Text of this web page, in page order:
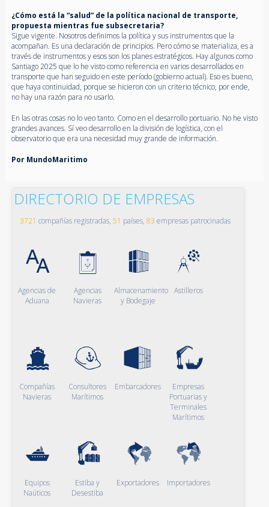
¿Cómo está la “salud” de la política nacional de transporte,
propuesta mientras fue subsecretaria?
Sigue vigente. Nosotros definimos la política y sus instrumentos que la
acompañan. Es una declaración de principios. Pero cómo se materializa, es a
través de instrumentos y esos son los planes estratégicos. Hay algunos como
Santiago 2025 que lo he visto como referencia en varios desarrollados en
transporte que han seguido en este período (gobierno actual). Eso es bueno,
que haya continuidad, porque se hicieron con un criterio técnico, por ende,
no hay una razón para no usarlo.
En las otras cosas no lo veo tanto. Como en el desarrollo portuario. No he visto
grandes avances. Sí veo desarrollo en la división de logística, con el
observatorio que era una necesidad muy grande de información.
Por MundoMaritimo
DIRECTORIO DE EMPRESAS
3721 compañías registradas, 51 países, 83 empresas patrocinadas
Agencias de
Aduana
Agencias
Navieras
Almacenamiento
y Bodegaje
Astilleros
Compañías
Navieras
Consultores
Marítimos
Embarcadores
Empresas
Portuarias y
Terminales
Marítimos
Equipos
Naúticos
Estiba y
Desestiba
Exportadores Importadores